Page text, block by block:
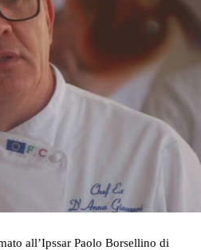
all’Ipssar Paolo Borsellino di